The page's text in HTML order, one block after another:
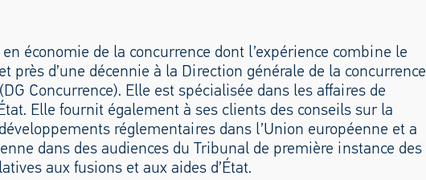
économie de la concurrence dont l’expérience combine le
près d’une décennie à la Direction générale de la concurrence
Concurrence). Elle est spécialisée dans les affaires de
Elle fournit également à ses clients des conseils sur la
réglementaires dans l’Union européenne et a
dans des audiences du Tribunal de première instance des
aux fusions et aux aides d’État.